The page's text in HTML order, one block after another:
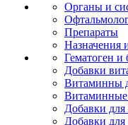
Органы и
Препараты
Назначения
Гематоген и
Добавки
Витаминны
Витаминные
Добавки
Добавки для